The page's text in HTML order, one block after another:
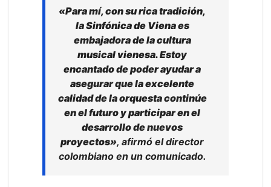
«Para mí, con su rica tradición,
la Sinfónica de Viena es
embajadora de la cultura
musical vienesa. Estoy
encantado de poder ayudar a
asegurar que la excelente
calidad de la orquesta continúe
en el futuro y participar en el
desarrollo de nuevos
proyectos», afirmó el director
colombiano en un comunicado.